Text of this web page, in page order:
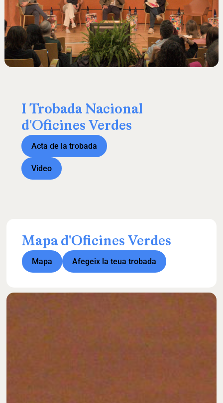
I Trobada Nacional
d'Oficines Verdes
Acta de la trobada
Video
Mapa d'Oficines Verdes
Mapa Afegeix la teua trobada